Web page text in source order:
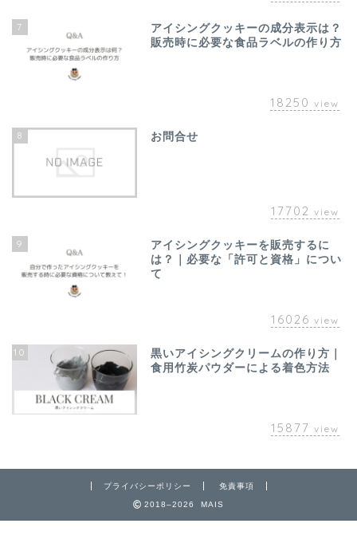
7
アイシングクッキーの成分表示は？
販売時に必要な食品ラベルの作り方
18250 view
8 お問合せ
17702 view
9
アイシングクッキーを販売するに
は？｜必要な「許可と資格」につい
て
16026 view
10
黒いアイシングクリームの作り方｜
食用竹炭パウダーによる着色方法
15877 view
プライバシーポリシー 免責事項
2018–2026 MAIS